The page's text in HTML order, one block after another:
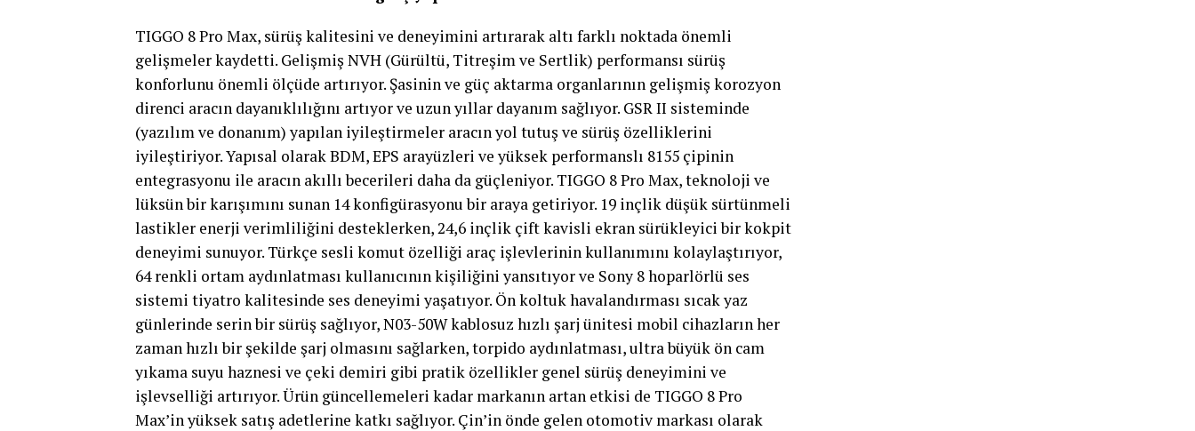
TIGGO 8 Pro Max, sürüş kalitesini ve deneyimini artırarak altı farklı noktada önemli
gelişmeler kaydetti. Gelişmiş NVH (Gürültü, Titreşim ve Sertlik) performansı sürüş
konforlunu önemli ölçüde artırıyor. Şasinin ve güç aktarma organlarının gelişmiş korozyon
direnci aracın dayanıklılığını artıyor ve uzun yıllar dayanım sağlıyor. GSR II sisteminde
(yazılım ve donanım) yapılan iyileştirmeler aracın yol tutuş ve sürüş özelliklerini
iyileştiriyor. Yapısal olarak BDM, EPS arayüzleri ve yüksek performanslı 8155 çipinin
entegrasyonu ile aracın akıllı becerileri daha da güçleniyor. TIGGO 8 Pro Max, teknoloji ve
lüksün bir karışımını sunan 14 konfigürasyonu bir araya getiriyor. 19 inçlik düşük sürtünmeli
lastikler enerji verimliliğini desteklerken, 24,6 inçlik çift kavisli ekran sürükleyici bir kokpit
deneyimi sunuyor. Türkçe sesli komut özelliği araç işlevlerinin kullanımını kolaylaştırıyor,
64 renkli ortam aydınlatması kullanıcının kişiliğini yansıtıyor ve Sony 8 hoparlörlü ses
sistemi tiyatro kalitesinde ses deneyimi yaşatıyor. Ön koltuk havalandırması sıcak yaz
günlerinde serin bir sürüş sağlıyor, N03-50W kablosuz hızlı şarj ünitesi mobil cihazların her
zaman hızlı bir şekilde şarj olmasını sağlarken, torpido aydınlatması, ultra büyük ön cam
yıkama suyu haznesi ve çeki demiri gibi pratik özellikler genel sürüş deneyimini ve
işlevselliği artırıyor. Ürün güncellemeleri kadar markanın artan etkisi de TIGGO 8 Pro
Max’in yüksek satış adetlerine katkı sağlıyor. Çin’in önde gelen otomotiv markası olarak